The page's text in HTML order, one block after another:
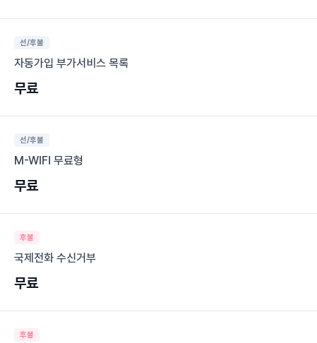
선/후불
자동가입 부가서비스 목록
무료
선/후불
M-WIFI 무료형
무료
후불
국제전화 수신거부
무료
후불